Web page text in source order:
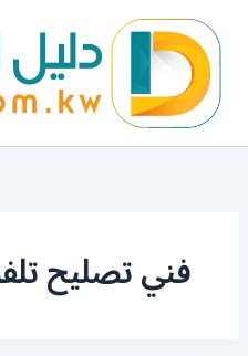
المحتوى
فني تصليح